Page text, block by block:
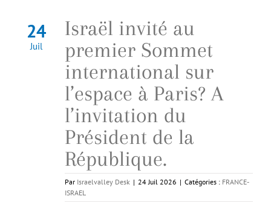
24
Juil
Israël invité au
premier Sommet
international sur
l’espace à Paris? A
l’invitation du
Président de la
République.
Par Israelvalley Desk | 24 Juil 2026 | Catégories : FRANCE-
ISRAEL